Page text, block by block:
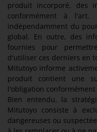
produit incorporé, des
conformément à l'art.
indépendamment du
global. En outre, des
fournies pour
d'utiliser ces derniers en
Mitutoyo informe
produit contient une
l'obligation conformément
Bien entendu, la
Mitutoyo consiste à
dangereuses ou